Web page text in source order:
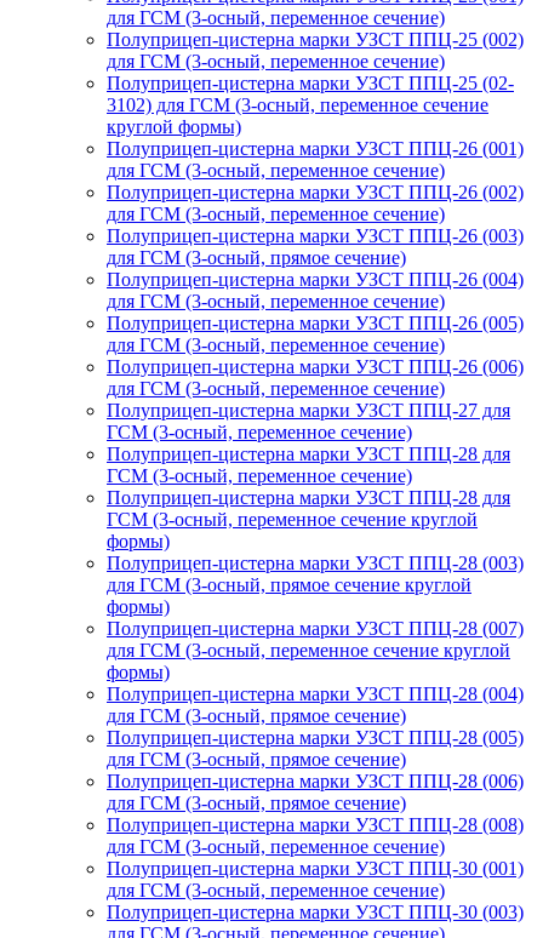
для ГСМ (3-осный, переменное сечение)
Полуприцеп-цистерна марки УЗСТ ППЦ-25 (002)
для ГСМ (3-осный, переменное сечение)
Полуприцеп-цистерна марки УЗСТ ППЦ-25 (02-
3102) для ГСМ (3-осный, переменное сечение
круглой формы)
Полуприцеп-цистерна марки УЗСТ ППЦ-26 (001)
для ГСМ (3-осный, переменное сечение)
Полуприцеп-цистерна марки УЗСТ ППЦ-26 (002)
для ГСМ (3-осный, переменное сечение)
Полуприцеп-цистерна марки УЗСТ ППЦ-26 (003)
для ГСМ (3-осный, прямое сечение)
Полуприцеп-цистерна марки УЗСТ ППЦ-26 (004)
для ГСМ (3-осный, переменное сечение)
Полуприцеп-цистерна марки УЗСТ ППЦ-26 (005)
для ГСМ (3-осный, переменное сечение)
Полуприцеп-цистерна марки УЗСТ ППЦ-26 (006)
для ГСМ (3-осный, переменное сечение)
Полуприцеп-цистерна марки УЗСТ ППЦ-27 для
ГСМ (3-осный, переменное сечение)
Полуприцеп-цистерна марки УЗСТ ППЦ-28 для
ГСМ (3-осный, переменное сечение)
Полуприцеп-цистерна марки УЗСТ ППЦ-28 для
ГСМ (3-осный, переменное сечение круглой
формы)
Полуприцеп-цистерна марки УЗСТ ППЦ-28 (003)
для ГСМ (3-осный, прямое сечение круглой
формы)
Полуприцеп-цистерна марки УЗСТ ППЦ-28 (007)
для ГСМ (3-осный, переменное сечение круглой
формы)
Полуприцеп-цистерна марки УЗСТ ППЦ-28 (004)
для ГСМ (3-осный, прямое сечение)
Полуприцеп-цистерна марки УЗСТ ППЦ-28 (005)
для ГСМ (3-осный, прямое сечение)
Полуприцеп-цистерна марки УЗСТ ППЦ-28 (006)
для ГСМ (3-осный, прямое сечение)
Полуприцеп-цистерна марки УЗСТ ППЦ-28 (008)
для ГСМ (3-осный, переменное сечение)
Полуприцеп-цистерна марки УЗСТ ППЦ-30 (001)
для ГСМ (3-осный, переменное сечение)
Полуприцеп-цистерна марки УЗСТ ППЦ-30 (003)
для ГСМ (3-осный, переменное сечение)